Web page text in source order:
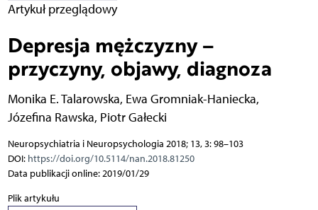
Artykuł przeglądowy
Depresja mężczyzny –
przyczyny, objawy, diagnoza
Monika E. Talarowska, Ewa Gromniak-Haniecka,
Józefina Rawska, Piotr Gałecki
Neuropsychiatria i Neuropsychologia 2018; 13, 3: 98–103
DOI: https://doi.org/10.5114/nan.2018.81250
Data publikacji online: 2019/01/29
Plik artykułu